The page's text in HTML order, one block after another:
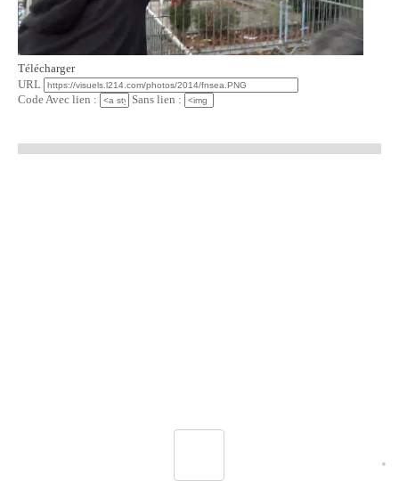
Télécharger
URL
Code Avec lien :
Sans lien :
•